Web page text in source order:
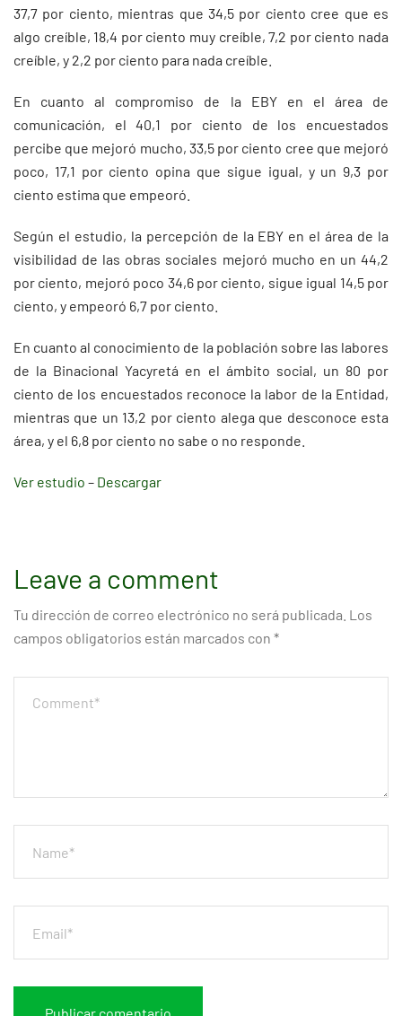
37,7 por ciento, mientras que 34,5 por ciento cree que es
algo creíble, 18,4 por ciento muy creíble, 7,2 por ciento nada
creíble, y 2,2 por ciento para nada creíble.
En cuanto al compromiso de la EBY en el área de
comunicación, el 40,1 por ciento de los encuestados
percibe que mejoró mucho, 33,5 por ciento cree que mejoró
poco, 17,1 por ciento opina que sigue igual, y un 9,3 por
ciento estima que empeoró.
Según el estudio, la percepción de la EBY en el área de la
visibilidad de las obras sociales mejoró mucho en un 44,2
por ciento, mejoró poco 34,6 por ciento, sigue igual 14,5 por
ciento, y empeoró 6,7 por ciento.
En cuanto al conocimiento de la población sobre las labores
de la Binacional Yacyretá en el ámbito social, un 80 por
ciento de los encuestados reconoce la labor de la Entidad,
mientras que un 13,2 por ciento alega que desconoce esta
área, y el 6,8 por ciento no sabe o no responde.
Ver estudio – Descargar
Leave a comment
Tu dirección de correo electrónico no será publicada. Los
campos obligatorios están marcados con *